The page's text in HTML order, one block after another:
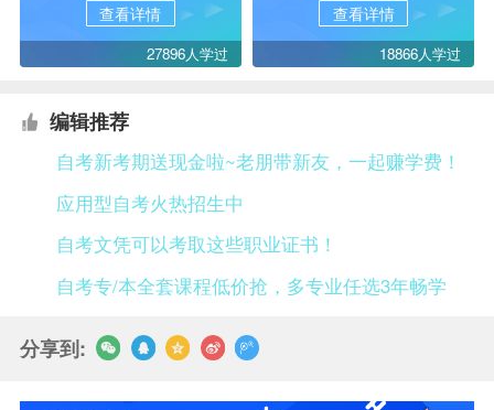
查看详情
27896人学过
查看详情
18866人学过
编辑推荐
自考新考期送现金啦~老朋带新友，一起赚学费！
应用型自考火热招生中
自考文凭可以考取这些职业证书！
自考专/本全套课程低价抢，多专业任选3年畅学
分享到: